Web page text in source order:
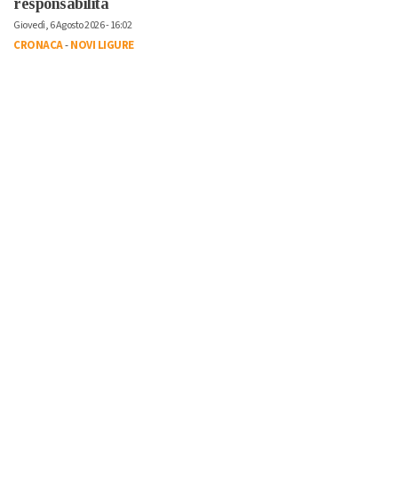
Giovedì, 6 Agosto 2026 - 16:02
CRONACA-NOVI LIGURE